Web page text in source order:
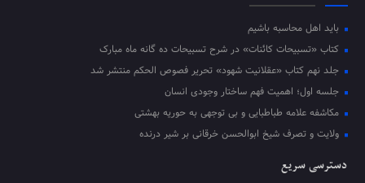
باید اهل محاسبه باشیم
کتاب «تسبیحات کائنات» در شرح تسبیحات ده‌ گانه ماه مبارک
جلد نهم کتاب «عقلانیت شهود» تحریر فصوص الحکم منتشر شد
جلسه اول؛ اهمیت فهم ساختار وجودی انسان
مکاشفه علامه طباطبایی و بی توجهی به حوریه بهشتی
ولایت و تصرف شیخ ابوالحسن خرقانی بر شیر درنده
دسترسی سریع